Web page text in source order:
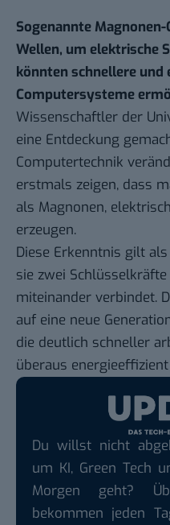
Sogenannte
Wellen, um elektrische
könnten schnellere
Computersysteme
Wissenschaftler der
eine Entdeckung
Computertechnik
erstmals zeigen, dass
als Magnonen,
erzeugen.
Diese Erkenntnis gilt
sie zwei
miteinander verbindet.
auf eine neue
die deutlich schneller
überaus
Du willst nicht
um KI, Green Tech
Morgen geht?
bekommen jeden